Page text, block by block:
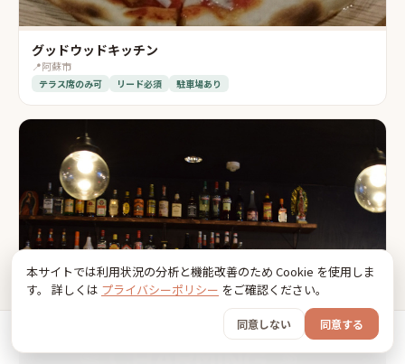
グッドウッドキッチン
📍阿蘇市
テラス席のみ可 リード必須 駐車場あり
本サイトでは利用状況の分析と機能改善のため Cookie を使用しま
す。 詳しくは プライバシーポリシー をご確認ください。
同意しない 同意する